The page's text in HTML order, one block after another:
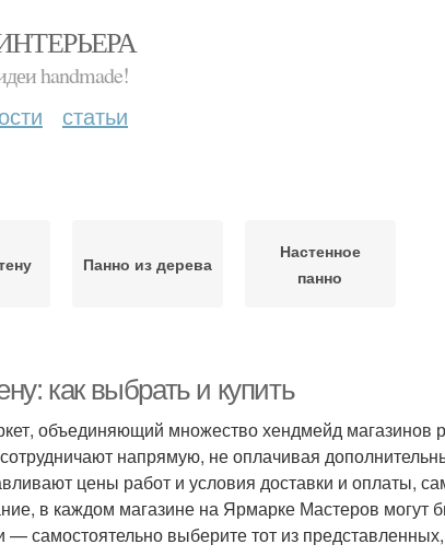
handmade!
статьи
Панно из дерева
Настенное
панно
как выбрать и купить
объединяющий множество хендмейд магазинов
напрямую, не оплачивая
цены работ и условия доставки и оплаты,
в каждом магазине на Ярмарке Мастеров могут
самостоятельно выберите тот из